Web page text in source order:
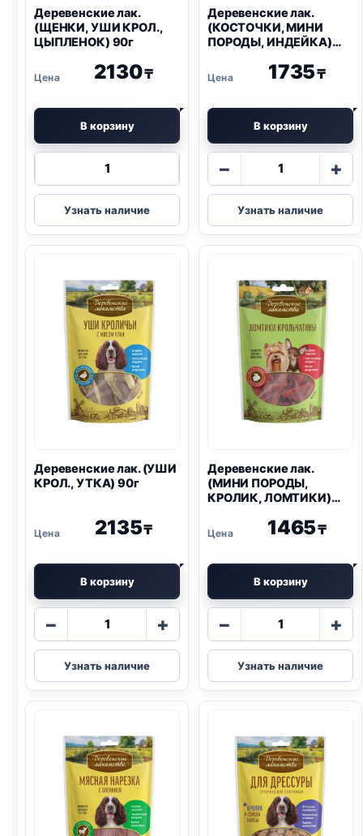
Деревенские лак.
(ЩЕНКИ, УШИ КРОЛ.,
ЦЫПЛЕНОК) 90г
2130₸
В корзину
Количество
Деревенские
лак.
(ЩЕНКИ,
ЦЫПЛЕНОК)
90г
Узнать наличие
Деревенские лак.
(КОСТОЧКИ, МИНИ
ПОРОДЫ, ИНДЕЙКА)
1735₸
В корзину
−
Количество
Деревенские
лак.
(КОСТОЧКИ,
ИНДЕЙКА)
55г
+
Узнать наличие
Деревенские лак. (УШИ
КРОЛ., УТКА) 90г
2135₸
В корзину
−
Количество
Деревенские
лак.
(УШИ
90г
+
Узнать наличие
Деревенские лак.
(МИНИ ПОРОДЫ,
КРОЛИК, ЛОМТИКИ)
1465₸
В корзину
−
Количество
Деревенские
лак.
(МИНИ
ЛОМТИКИ)
55г
+
Узнать наличие